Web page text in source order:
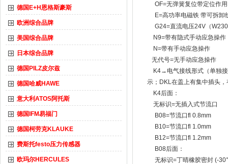
德国E+H恩格斯豪斯
欧洲综合品牌
美国综合品牌
日本综合品牌
德国PILZ皮尔兹
德国哈威HAWE
意大利ATOS阿托斯
德国IFM易福门
德国柯劳克KLAUKE
费斯托festo压力传感器
欧玛尔HERCULES
OF=无弹簧复位带定位作
E=高功率电磁铁 带可拆卸
G24=直流电压24V（
N9=带有隐式手动应急操作
N=带有手动应急操作
无代号=无手动应急操作
K4→电气接线形式（单独接
示；DKL在盖上有集中插头
K4后面：
无标识=无插入式节流口
B08=节流口fl 0.8mm
B10=节流口fl 1.0mm
B12=节流口fl 1.2mm
B08后面：
无标识=丁晴橡胶密封 (-